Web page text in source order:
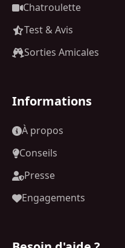
Chatroulette
Test & Avis
Sorties Amicales
Informations
À propos
Conseils
Presse
Engagements